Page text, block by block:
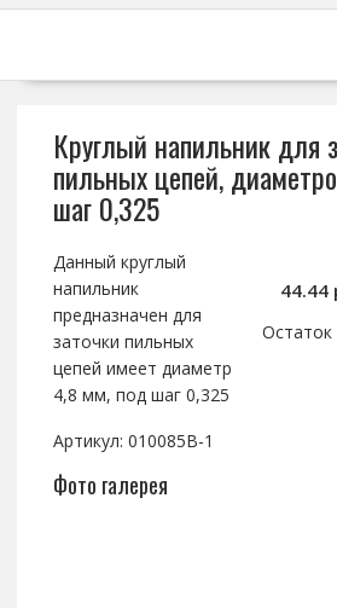
Круглый напильник для
пильных цепей,
шаг 0,325
44.44
Остаток
Данный круглый
напильник
предназначен для
заточки пильных
цепей имеет диаметр
4,8 мм, под шаг 0,325
Артикул: 010085B-1
Фото галерея